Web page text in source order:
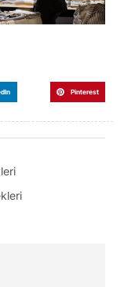
Pinterest